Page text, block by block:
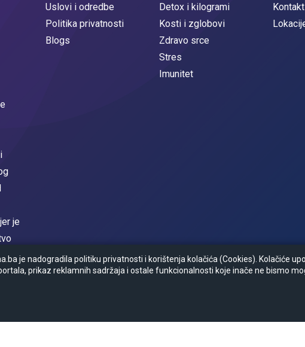
je
Uslovi i odredbe
Politika privatnosti
Blogs
Detox i kilogrami
Kosti i zglobovi
Zdravo srce
Stres
Imunitet
je nadogradila politiku privatnosti i korištenja kolačića (Cookies). Kolačiće
prikaz reklamnih sadržaja i ostale funkcionalnosti koje inače ne bismo